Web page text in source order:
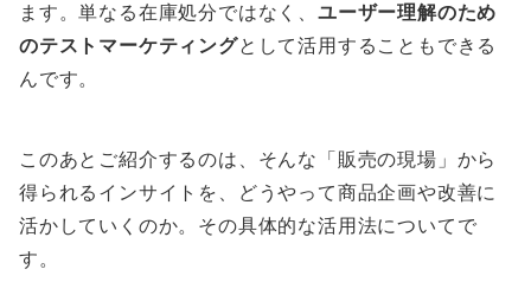
ます。単なる在庫処分ではなく、 ユーザー理解のため
のテストマーケティングとして活用することもできる
んです。
このあとご紹介するのは、そんな「販売の現場」から
得られるインサイトを、どうやって商品企画や改善に
活かしていくのか。その具体的な活用法についてで
す。